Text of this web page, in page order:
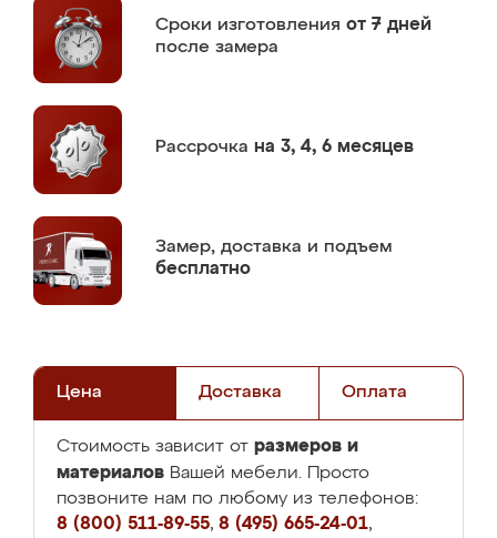
Сроки изготовления от 7 дней
после замера
Рассрочка на 3, 4, 6 месяцев
Замер, доставка и подъем
бесплатно
Цена Доставка Оплата
Стоимость зависит от размеров и
материалов Вашей мебели. Просто
позвоните нам по любому из телефонов:
8 (800) 511-89-55, 8 (495) 665-24-01,